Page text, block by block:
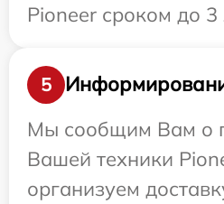
Pioneer сроком до 3
5
Мы сообщим Вам о
Вашей техники
организуем